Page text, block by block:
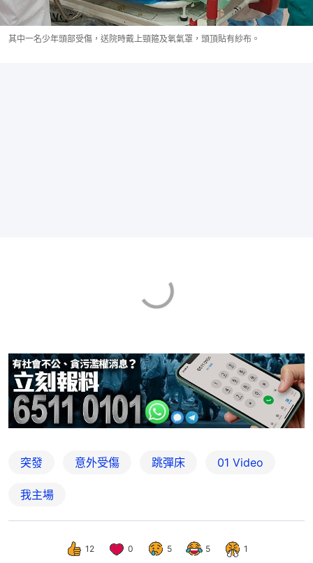
其中一名少年頭部受傷，送院時戴上頸箍及氧氣罩，頭頂貼有紗布。
突發 意外受傷 跳彈床 01 Video
我主場
12 0 5 5 1